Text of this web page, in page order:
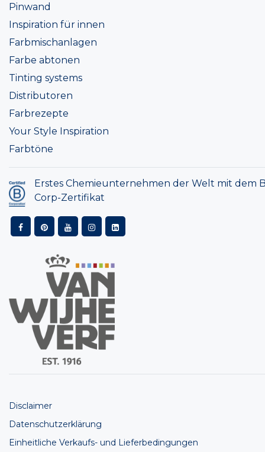
Pinwand
Inspiration für innen
Farbmischanlagen
Farbe abtonen
Tinting systems
Distributoren
Farbrezepte
Your Style Inspiration
Farbtöne
Erstes Chemieunternehmen der Welt mit dem
Corp-Zertifikat
Disclaimer
Datenschutzerklärung
Einheitliche Verkaufs- und Lieferbedingungen